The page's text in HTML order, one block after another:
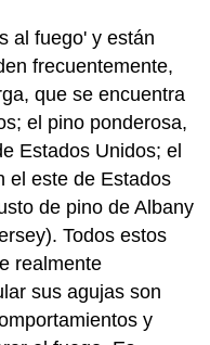
al fuego' y están
frecuentemente,
que se encuentra
el pino ponderosa,
Estados Unidos; el
el este de Estados
de pino de Albany
Todos estos
realmente
sus agujas son
y